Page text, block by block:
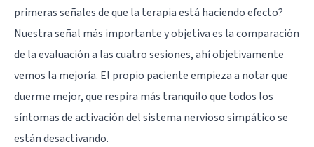
primeras señales de que la terapia está haciendo efecto?
Nuestra señal más importante y objetiva es la comparación
de la evaluación a las cuatro sesiones, ahí objetivamente
vemos la mejoría. El propio paciente empieza a notar que
duerme mejor, que respira más tranquilo que todos los
síntomas de activación del sistema nervioso simpático se
están desactivando.